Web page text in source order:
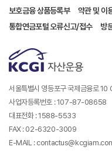
보호금융 상품등록부
약관 및 이
통합연금포털 오류신고/접수
방
서울특별시 영등포구 국제금융로
사업자등록번호 : 107-87-08658
대표전화 : 1588-5533
FAX : 02-6320-3009
E-MAIL :